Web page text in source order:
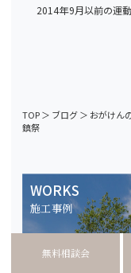
2014年9月以前の運
TOP＞ ブログ＞ おがけん
鎮祭
WORKS
施工事例
無料相談会